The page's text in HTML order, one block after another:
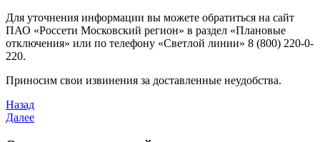
Для уточнения информации вы можете обратиться на сайт
ПАО «Россети Московский регион» в раздел «Плановые
отключения» или по телефону «Светлой линии» 8 (800) 220-0-
220.
Приносим свои извинения за доставленные неудобства.
Назад
Далее